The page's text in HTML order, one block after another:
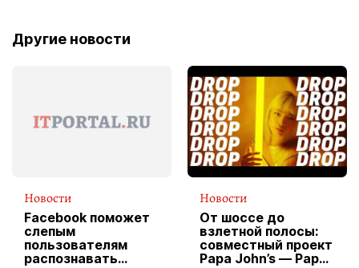
Другие новости
Новости
Facebook поможет
слепым
пользователям
распознавать
Новости
От шоссе до
взлетной полосы:
совместный проект
Papa John’s — Papa